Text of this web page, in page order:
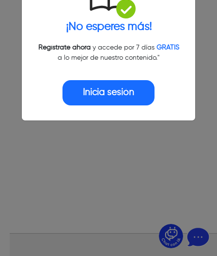
¡No esperes más!
Regístrate ahoray accede por 7 días GRATIS
a lo mejor de nuestro contenido."
Inicia sesión